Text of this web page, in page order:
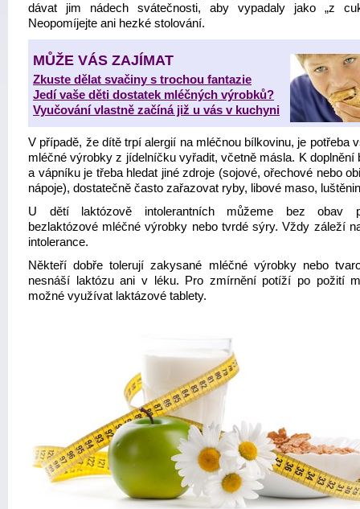
dávat jim nádech svátečnosti, aby vypadaly jako „z
Neopomíjejte ani hezké stolování.
MŮŽE VÁS ZAJÍMAT
Zkuste dělat svačiny s trochou fantazie
Jedí vaše děti dostatek mléčných výrobků?
Vyučování vlastně začíná již u vás v kuchyni
V případě, že dítě trpí alergií na mléčnou bílkovinu, je potřeba
mléčné výrobky z jídelníčku vyřadit, včetně másla. K doplnění
a vápníku je třeba hledat jiné zdroje (sojové, ořechové nebo
nápoje), dostatečně často zařazovat ryby, libové maso,
U dětí laktózově intolerantních můžeme bez obav
bezlaktózové mléčné výrobky nebo tvrdé sýry. Vždy záleží
intolerance.
Někteří dobře tolerují zakysané mléčné výrobky nebo
nesnáší laktózu ani v léku. Pro zmírnění potíží po požití
možné využívat laktázové tablety.